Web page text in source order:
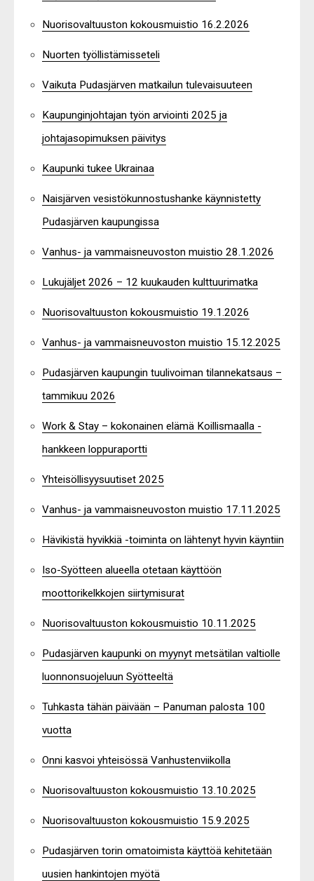
Nuorisovaltuuston kokousmuistio 16.2.2026
Nuorten työllistämisseteli
Vaikuta Pudasjärven matkailun tulevaisuuteen
Kaupunginjohtajan työn arviointi 2025 ja
johtajasopimuksen päivitys
Kaupunki tukee Ukrainaa
Naisjärven vesistökunnostushanke käynnistetty
Pudasjärven kaupungissa
Vanhus- ja vammaisneuvoston muistio 28.1.2026
Lukujäljet 2026 – 12 kuukauden kulttuurimatka
Nuorisovaltuuston kokousmuistio 19.1.2026
Vanhus- ja vammaisneuvoston muistio 15.12.2025
Pudasjärven kaupungin tuulivoiman tilannekatsaus –
tammikuu 2026
Work & Stay – kokonainen elämä Koillismaalla -
hankkeen loppuraportti
Yhteisöllisyysuutiset 2025
Vanhus- ja vammaisneuvoston muistio 17.11.2025
Hävikistä hyvikkiä -toiminta on lähtenyt hyvin käyntiin
Iso-Syötteen alueella otetaan käyttöön
moottorikelkkojen siirtymisurat
Nuorisovaltuuston kokousmuistio 10.11.2025
Pudasjärven kaupunki on myynyt metsätilan valtiolle
luonnonsuojeluun Syötteeltä
Tuhkasta tähän päivään – Panuman palosta 100
vuotta
Onni kasvoi yhteisössä Vanhustenviikolla
Nuorisovaltuuston kokousmuistio 13.10.2025
Nuorisovaltuuston kokousmuistio 15.9.2025
Pudasjärven torin omatoimista käyttöä kehitetään
uusien hankintojen myötä